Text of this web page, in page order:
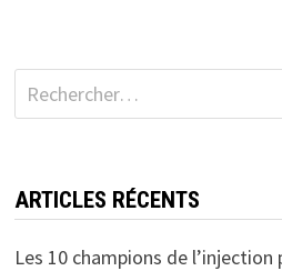
Rechercher :
ARTICLES RÉCENTS
Les 10 champions de l’injection